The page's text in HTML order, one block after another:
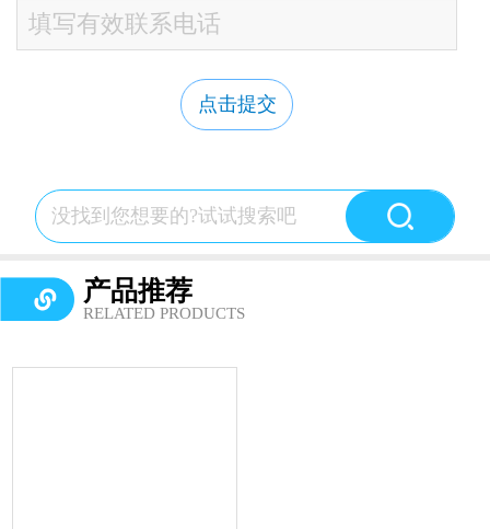
点击提交
产品推荐
RELATED PRODUCTS